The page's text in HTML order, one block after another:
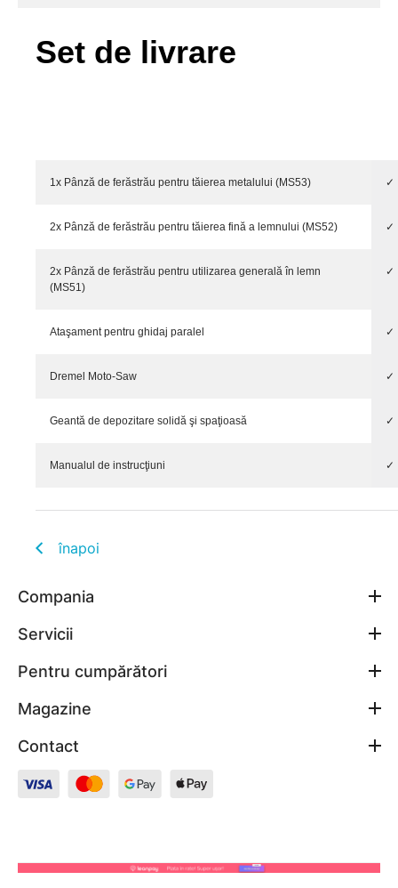
Set de livrare
1x Pânză de ferăstrău pentru tăierea metalului (MS53) ✓
2x Pânză de ferăstrău pentru tăierea fină a lemnului (MS52) ✓
2x Pânză de ferăstrău pentru utilizarea generală în lemn
(MS51)
✓
Ataşament pentru ghidaj paralel ✓
Dremel Moto-Saw ✓
Geantă de depozitare solidă şi spaţioasă ✓
Manualul de instrucţiuni ✓
înapoi
Compania
Servicii
Pentru cumpărători
Magazine
Contact